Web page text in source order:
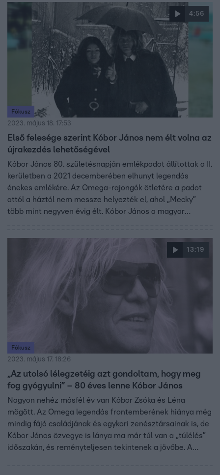
kvízjátéka, a Tippelj, és vidd el! is. Ezek a hét videói.
4:56
Fókusz
2023. május 18. 17:53
Első felesége szerint Kóbor János nem élt volna az
újrakezdés lehetőségével
Kóbor János 80. születésnapján emlékpadot állítottak a II.
kerületben a 2021 decemberében elhunyt legendás
énekes emlékére. Az Omega-rajongók ötletére a padot
attól a háztól nem messze helyezték el, ahol „Mecky”
több mint negyven évig élt. Kóbor János a magyar
energiával. A Fókuszban első felesége és az egykori
Omega tagjai együtt emlékeznek a zenészre.
13:19
Fókusz
2023. május 17. 18:26
„Az utolsó lélegzetéig azt gondoltam, hogy meg
fog gyógyulni” – 80 éves lenne Kóbor János
Nagyon nehéz másfél év van Kóbor Zsóka és Léna
mögött. Az Omega legendás frontemberének hiánya még
mindig fájó családjának és egykori zenésztársainak is, de
Kóbor János özvegye is lánya ma már túl van a „túlélés”
időszakán, és reményteljesen tekintenek a jövőbe. A